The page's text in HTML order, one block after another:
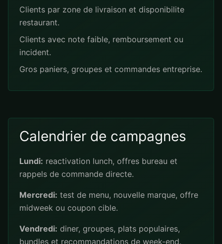
Clients par zone de livraison et disponibilite
restaurant.
Clients avec note faible, remboursement ou
incident.
Gros paniers, groupes et commandes entreprise.
Calendrier de campagnes
Lundi: reactivation lunch, offres bureau et
rappels de commande directe.
Mercredi: test de menu, nouvelle marque, offre
midweek ou coupon cible.
Vendredi: diner, groupes, plats populaires,
bundles et recommandations de week-end.